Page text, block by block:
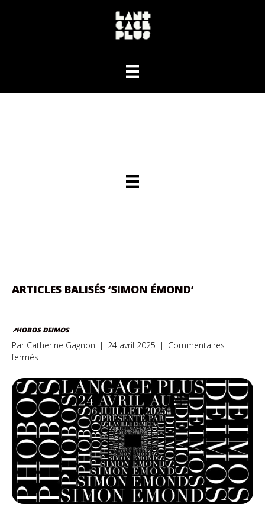
ARTICLES BALISÉS ‘SIMON ÉMOND’
PHOBOS DEIMOS
Par Catherine Gagnon | 24 avril 2025 | Commentaires
fermés
Deimos